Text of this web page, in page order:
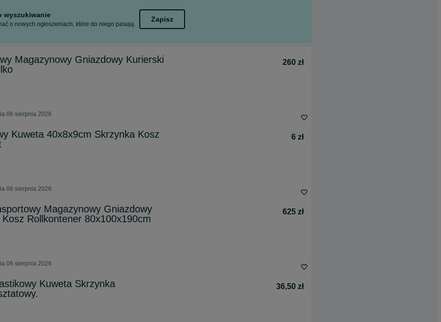
wyszukiwanie
o nowych ogłoszeniach, które do niego pasują.
Zapisz
Magazynowy Gniazdowy Kurierski
260 zł
06 sierpnia 2026
Kuweta 40x8x9cm Skrzynka Kosz
6 zł
06 sierpnia 2026
Magazynowy Gniazdowy
Rollkontener 80x100x190cm
625 zł
06 sierpnia 2026
Kuweta Skrzynka
36,50 zł